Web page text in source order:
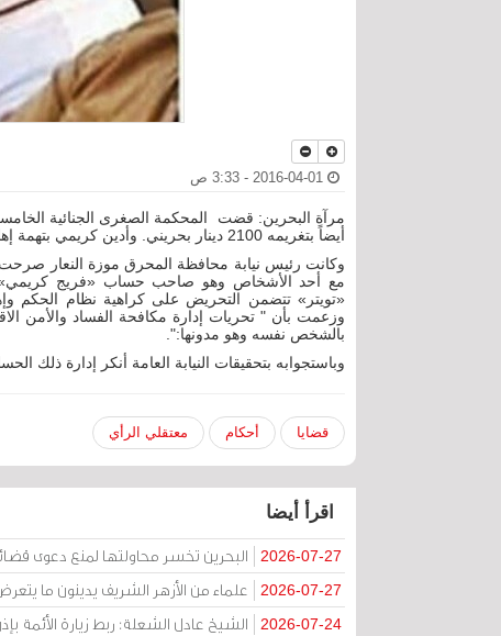
مرآة البحرين: قضت المحكمة الصغرى الجنائية
أيضاً بتغريمه 2100 دينار بحريني. وأدين كريمي بتهمة إهانة ملك البحرين ودولة صديقة رغم إنكاره للتهم.
وكانت رئيس نيابة محافظة المحرق موزة النعار صرحت
مع أحد الأشخاص وهو صاحب حساب «فريج
«تويتر» تتضمن التحريض على كراهية نظام الحكم
وزعمت بأن " تحريات إدارة مكافحة الفساد والأمن
بالشخص نفسه وهو مدونها:".
وباستجوابه بتحقيقات النيابة العامة أنكر إدارة ذلك
قضايا أحكام معتقلي الرأي
اقرأ أيضا
2026-07-27 البحرين تخسر محاولتها لمنع دعوى
2026-07-27 علماء من الأزهر الشريف يدينون ما
2026-07-24 الشيخ عادل الشعلة: ربط زيارة الأئمة